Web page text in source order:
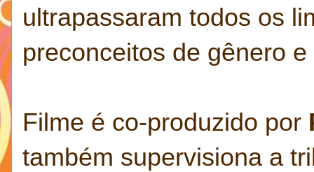
ultrapassaram todos os
preconceitos de gênero e
Filme é co-produzido por
também supervisiona a